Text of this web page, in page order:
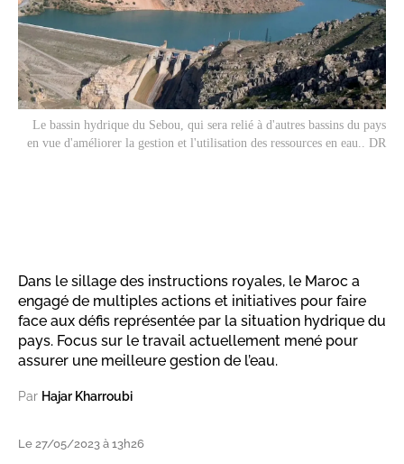
Le bassin hydrique du Sebou, qui sera relié à d'autres bassins du pays
en vue d'améliorer la gestion et l'utilisation des ressources en eau.. DR
Dans le sillage des instructions royales, le Maroc a
engagé de multiples actions et initiatives pour faire
face aux défis représentée par la situation hydrique du
pays. Focus sur le travail actuellement mené pour
assurer une meilleure gestion de l’eau.
Par Hajar Kharroubi
Le 27/05/2023 à 13h26